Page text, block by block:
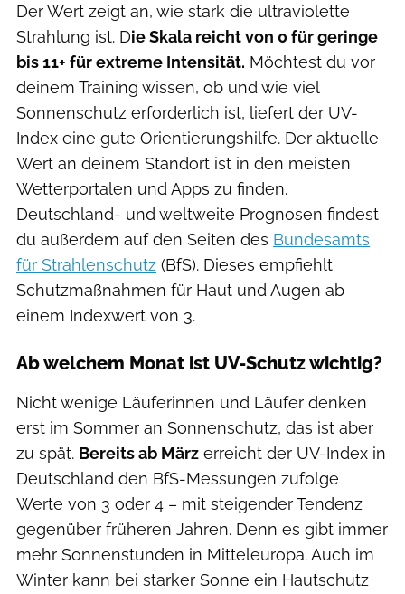
Der Wert zeigt an, wie stark die ultraviolette
Strahlung ist. Die Skala reicht von 0 für geringe
bis 11+ für extreme Intensität. Möchtest du vor
deinem Training wissen, ob und wie viel
Sonnenschutz erforderlich ist, liefert der UV-
Index eine gute Orientierungshilfe. Der aktuelle
Wert an deinem Standort ist in den meisten
Wetterportalen und Apps zu finden.
Deutschland- und weltweite Prognosen findest
du außerdem auf den Seiten des Bundesamts
für Strahlenschutz (BfS). Dieses empfiehlt
Schutzmaßnahmen für Haut und Augen ab
einem Indexwert von 3.
Ab welchem Monat ist UV-Schutz wichtig?
Nicht wenige Läuferinnen und Läufer denken
erst im Sommer an Sonnenschutz, das ist aber
zu spät. Bereits ab März erreicht der UV-Index in
Deutschland den BfS-Messungen zufolge
Werte von 3 oder 4 – mit steigender Tendenz
gegenüber früheren Jahren. Denn es gibt immer
mehr Sonnenstunden in Mitteleuropa. Auch im
Winter kann bei starker Sonne ein Hautschutz